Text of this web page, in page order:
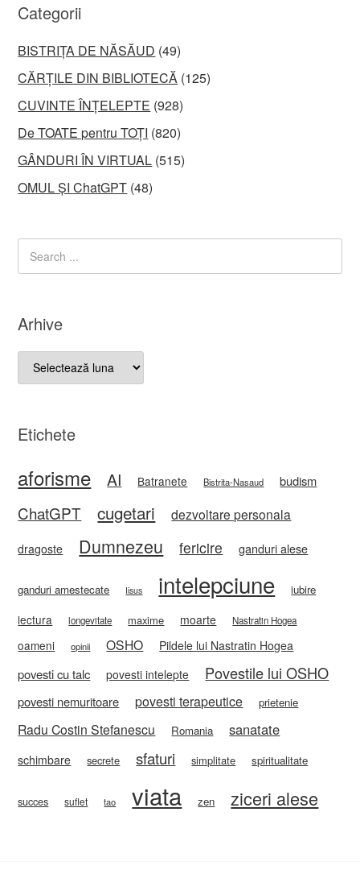
Categorii
BISTRIȚA DE NĂSĂUD (49)
CĂRȚILE DIN BIBLIOTECĂ (125)
CUVINTE ÎNȚELEPTE (928)
De TOATE pentru TOȚI (820)
GÂNDURI ÎN VIRTUAL (515)
OMUL ȘI ChatGPT (48)
Arhive
Arhive
Etichete
aforisme AI Batranete Bistrita-Nasaud budism
ChatGPT cugetari dezvoltare personala
dragoste Dumnezeu fericire ganduri alese
ganduri amestecate Iisus intelepciune iubire
lectura longevitate maxime moarte Nastratin Hogea
oameni opinii OSHO Pildele lui Nastratin Hogea
povesti cu talc povesti intelepte Povestile lui OSHO
povesti nemuritoare povesti terapeutice prietenie
Radu Costin Stefanescu Romania sanatate
schimbare secrete sfaturi simplitate spiritualitate
succes suflet tao viata zen ziceri alese